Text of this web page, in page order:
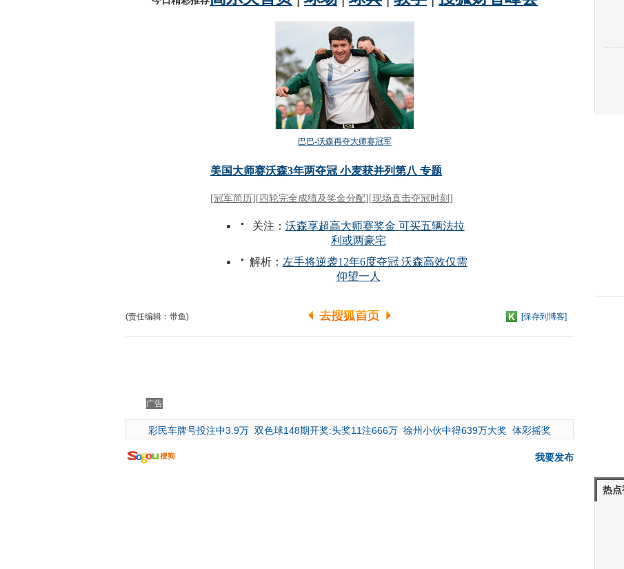
(责任编辑：带鱼) [保存到博客]
广告
彩民车牌号投注中3.9万 双色球148期开奖:头奖11注666万 徐州小伙中得639万大奖 体彩摇奖
我要发布
热点